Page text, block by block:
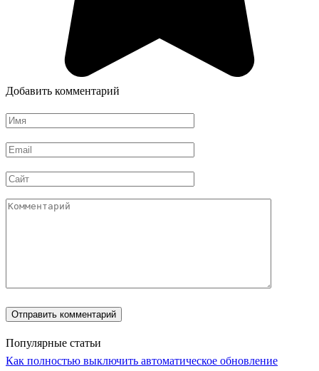
Добавить комментарий
Имя
Email
Сайт
Комментарий
Популярные статьи
Как полностью выключить автоматическое обновление